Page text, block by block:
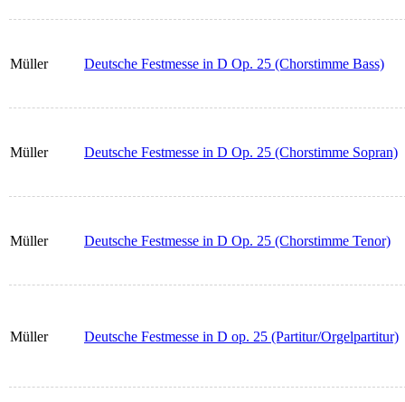
Müller Deutsche Festmesse in D Op. 25 (Chorstimme Bass)
Müller Deutsche Festmesse in D Op. 25 (Chorstimme Sopran)
Müller Deutsche Festmesse in D Op. 25 (Chorstimme Tenor)
Müller Deutsche Festmesse in D op. 25 (Partitur/Orgelpartitur)